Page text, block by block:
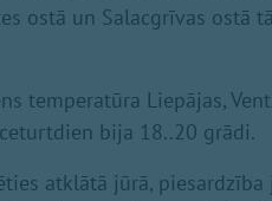
ostā un Salacgrīvas ostā
temperatūra Liepājas,
bija 18..20 grādi.
atklātā jūrā, piesardzība